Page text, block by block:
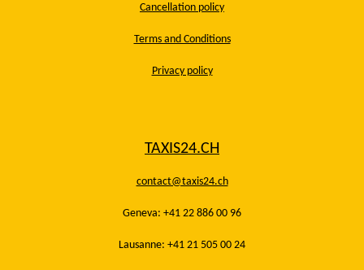
Cancellation policy
Terms and Conditions
Privacy policy
TAXIS24.CH
contact@taxis24.ch
Geneva: +41 22 886 00 96
Lausanne: +41 21 505 00 24